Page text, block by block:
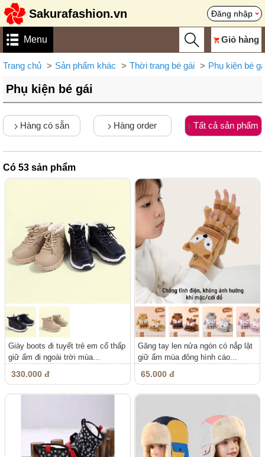
Sakurafashion.vn Đăng nhập
Menu Giỏ hàng
Trang chủ Sản phẩm khác Thời trang bé gái Phụ kiện bé
Phụ kiện bé gái
Hàng có sẵn Hàng order Tất cả sản phẩm
Có 53 sản phẩm
Giày boots đi tuyết trẻ em cổ thấp
giữ ấm đi ngoài trời mùa...
330.000 đ
Găng tay len nửa ngón có nắp lật
giữ ấm mùa đông hình cáo...
65.000 đ